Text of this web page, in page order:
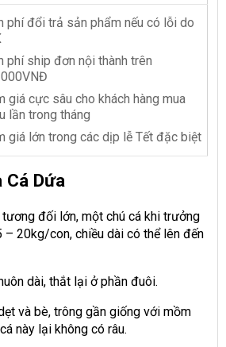
phí đổi trả sản phẩm nếu có lỗi do
phí ship đơn nội thành trên
giá cực sâu cho khách hàng mua
lần trong tháng
giá lớn trong các dịp lễ Tết đặc biệt
Dứa
tương đối lớn, một chú cá khi trưởng
– 20kg/con, chiều dài có thể lên đến
dài, thắt lại ở phần đuôi.
và bè, trông gần giống với mồm
này lại không có râu.